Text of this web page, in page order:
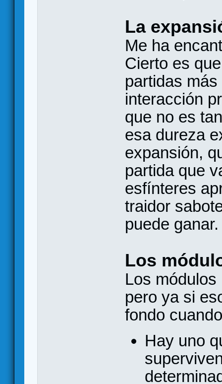
La
Me ha
Cierto es
partidas
interacción
que no es
esa dureza
expansión,
partida que
esfínteres
traidor
puede ganar.
Los
Los
pero ya si
fondo
Hay uno